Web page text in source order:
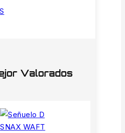
Valorados